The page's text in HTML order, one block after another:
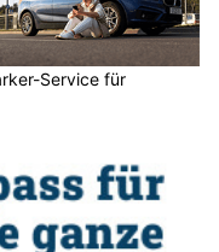
Service für